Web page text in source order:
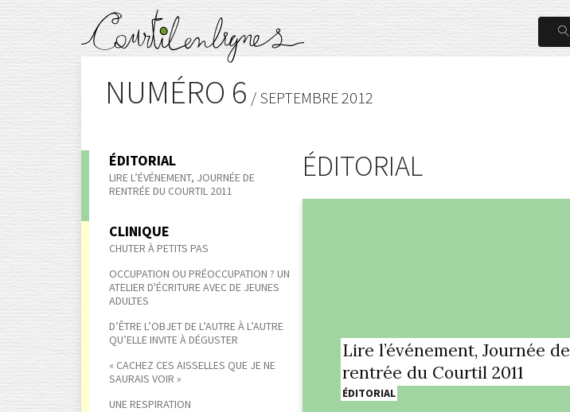
NUMÉRO 6 / SEPTEMBRE 2012
ÉDITORIAL
LIRE L’ÉVÉNEMENT, JOURNÉE DE
RENTRÉE DU COURTIL 2011
CLINIQUE
CHUTER À PETITS PAS
OCCUPATION OU PRÉOCCUPATION ? UN
ATELIER D'ÉCRITURE AVEC DE JEUNES
ADULTES
D’ÊTRE L’OBJET DE L’AUTRE À L’AUTRE
QU’ELLE INVITE À DÉGUSTER
« CACHEZ CES AISSELLES QUE JE NE
SAURAIS VOIR »
UNE RESPIRATION
ÉDITORIAL
Lire l’événement, Journée de
rentrée du Courtil 2011
ÉDITORIAL